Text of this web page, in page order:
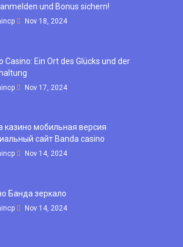
und Bonus sichern!
Nov 18, 2024
Casino: Ein Ort des Glücks und der
Nov 17, 2024
казино мобильная версия
сайт Banda casino
Nov 14, 2024
Банда зеркало
Nov 14, 2024